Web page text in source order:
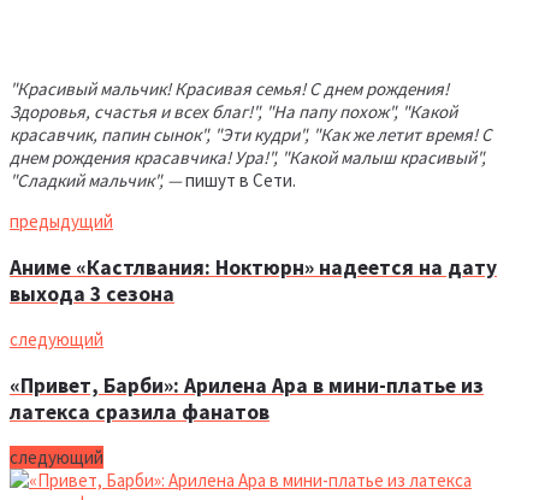
"Красивый мальчик! Красивая семья! С днем рождения!
Здоровья, счастья и всех благ!", "На папу похож", "Какой
красавчик, папин сынок", "Эти кудри", "Как же летит время! С
днем рождения красавчика! Ура!", "Какой малыш красивый",
"Сладкий мальчик", —пишут в Сети.
предыдущий
Аниме «Кастлвания: Ноктюрн» надеется на дату
выхода 3 сезона
следующий
«Привет, Барби»: Арилена Ара в мини-платье из
латекса сразила фанатов
следующий